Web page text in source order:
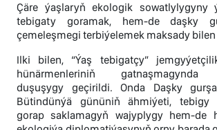
Çäre ýaşlaryň ekologik sowatlylygyny
tebigaty goramak, hem-de daşky
çemeleşmegi terbiýelemek maksady
Ilki bilen, “Ýaş tebigatçy”
hünärmenleriniň gatnaşmagynda
duşuşygy geçirildi. Onda Daşky
Bütindünýä gününiň ähmiýeti, tebigy
gorap saklamagyň wajyplygy hem-de